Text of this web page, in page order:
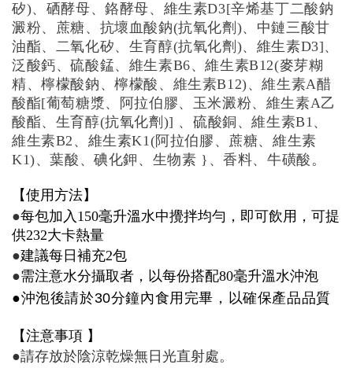
矽)、硒酵母、鉻酵母、維生素D3[辛烯基丁二酸鈉
澱粉、蔗糖、抗壞血酸鈉(抗氧化劑)、中鏈三酸甘
油酯、二氧化矽、生育醇(抗氧化劑)、維生素D3]、
泛酸鈣、硫酸錳、維生素B6、維生素B12(麥芽糊
精、檸檬酸鈉、檸檬酸、維生素B12)、維生素A醋
酸酯[葡萄糖漿、阿拉伯膠、玉米澱粉、維生素A乙
酸酯、生育醇(抗氧化劑)] 、硫酸銅、維生素B1、
維生素B2、維生素K1(阿拉伯膠、蔗糖、維生素
K1)、葉酸、碘化鉀、生物素 }、香料、牛磺酸。
【使用方法】
●每包加入150毫升溫水中攪拌均勻，即可飲用，可提
供232大卡熱量
●建議每日補充2包
●需注意水分攝取者，以每份搭配80毫升溫水沖泡
●沖泡後請於30分鐘內食用完畢，以確保產品品質
【注意事項 】
●請存放於陰涼乾燥無日光直射處。